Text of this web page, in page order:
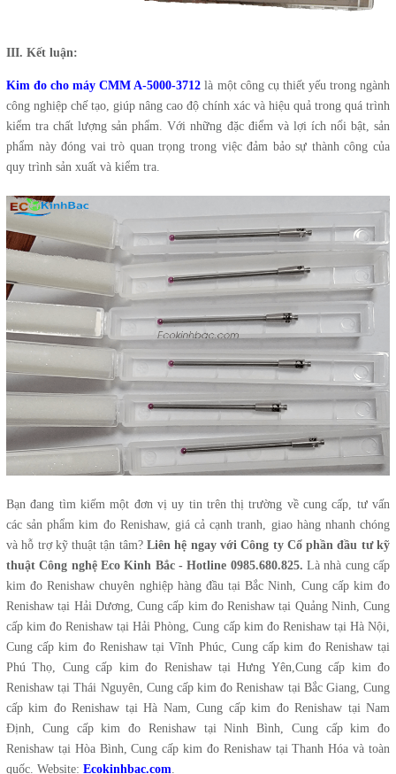
III. Kết luận:
Kim đo cho máy CMM A-5000-3712là một công cụ thiết yếu trong ngành
công nghiệp chế tạo, giúp nâng cao độ chính xác và hiệu quả trong quá trình
kiểm tra chất lượng sản phẩm. Với những đặc điểm và lợi ích nổi bật, sản
phẩm này đóng vai trò quan trọng trong việc đảm bảo sự thành công của
quy trình sản xuất và kiểm tra.
Bạn đang tìm kiếm một đơn vị uy tin trên thị trường về cung cấp, tư vấn
các sản phẩm kim đo Renishaw, giá cả cạnh tranh, giao hàng nhanh chóng
và hỗ trợ kỹ thuật tận tâm?Liên hệ ngay với Công ty Cổ phần đầu tư kỹ
thuật Công nghệ Eco Kinh Bắc - Hotline 0985.680.825. Là nhà cung cấp
kim đo Renishaw chuyên nghiệp hàng đầu tại Bắc Ninh, Cung cấp kim đo
Renishaw tại Hải Dương, Cung cấp kim đo Renishaw tại Quảng Ninh, Cung
cấp kim đo Renishaw tại Hải Phòng, Cung cấp kim đo Renishaw tại Hà Nội,
Cung cấp kim đo Renishaw tại Vĩnh Phúc, Cung cấp kim đo Renishaw tại
Phú Thọ, Cung cấp kim đo Renishaw tại Hưng Yên,Cung cấp kim đo
Renishaw tại Thái Nguyên, Cung cấp kim đo Renishaw tại Bắc Giang, Cung
cấp kim đo Renishaw tại Hà Nam, Cung cấp kim đo Renishaw tại Nam
Định, Cung cấp kim đo Renishaw tại Ninh Bình, Cung cấp kim đo
Renishaw tại Hòa Bình, Cung cấp kim đo Renishaw tại Thanh Hóa và toàn
quốc. Website: Ecokinhbac.com